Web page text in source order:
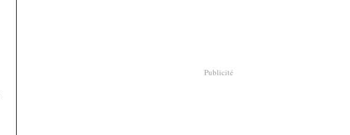
Publicité